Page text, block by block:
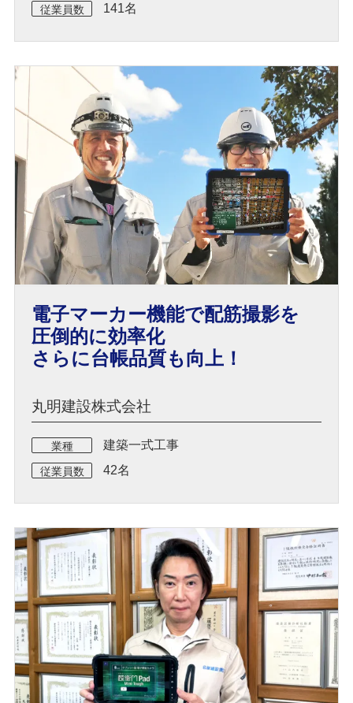
従業員数 141名
電子マーカー機能で配筋撮影を
圧倒的に効率化
さらに台帳品質も向上！
丸明建設株式会社
業種 建築一式工事
従業員数 42名